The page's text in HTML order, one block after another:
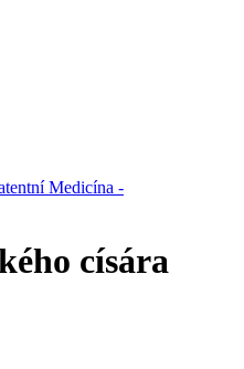
Medicína -
císára